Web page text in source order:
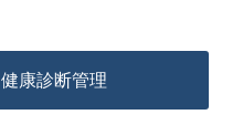
健康診断管理